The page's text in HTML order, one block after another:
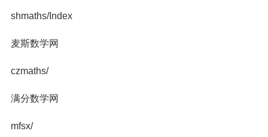
shmaths/Index
麦斯数学网
czmaths/
满分数学网
mfsx/